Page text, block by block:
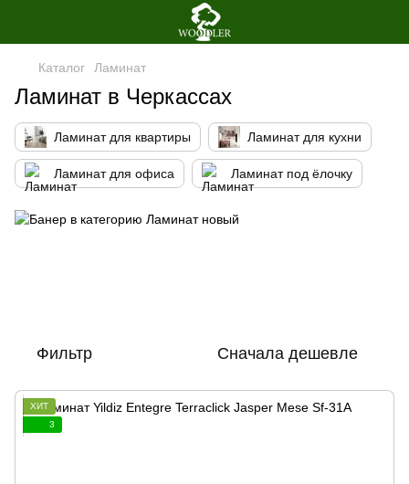
Каталог Ламинат
Ламинат в Черкассах
Ламинат для квартиры Ламинат для кухни
Ламинат для офиса Ламинат под ёлочку
Фильтр Сначала дешевле
ХИТ
3